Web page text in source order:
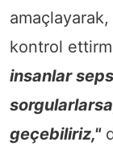
kontrol
insanlar
geçebiliriz,"